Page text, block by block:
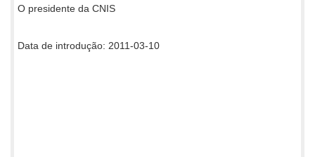
O presidente da CNIS
Data de introdução: 2011-03-10